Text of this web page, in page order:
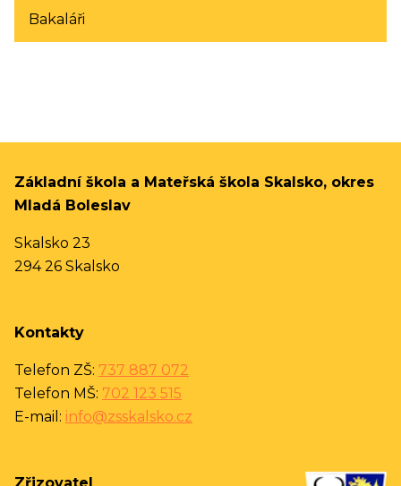
Bakaláři
Základní škola a Mateřská škola Skalsko, okres
Mladá Boleslav
Skalsko 23
294 26 Skalsko
Kontakty
Telefon ZŠ: 737 887 072
Telefon MŠ: 702 123 515
E-mail: info@zsskalsko.cz